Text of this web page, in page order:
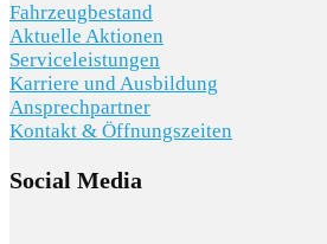
Fahrzeugbestand
Aktuelle Aktionen
Serviceleistungen
Karriere und Ausbildung
Ansprechpartner
Kontakt & Öffnungszeiten
Social Media